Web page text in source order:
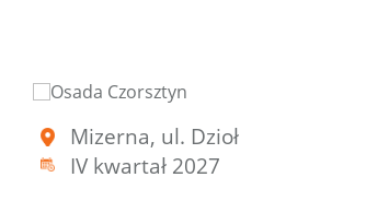
Mizerna, ul. Dzioł
IV kwartał 2027